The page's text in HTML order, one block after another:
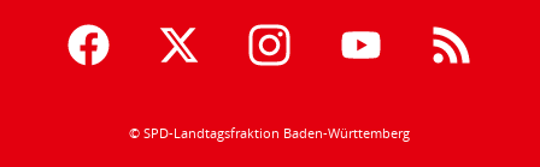
© SPD-Landtagsfraktion Baden-Württemberg